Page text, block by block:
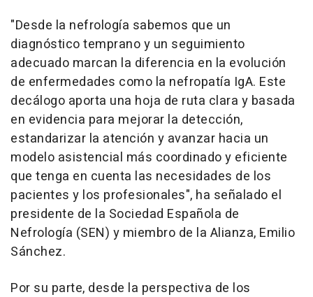
"Desde la nefrología sabemos que un
diagnóstico temprano y un seguimiento
adecuado marcan la diferencia en la evolución
de enfermedades como la nefropatía IgA. Este
decálogo aporta una hoja de ruta clara y basada
en evidencia para mejorar la detección,
estandarizar la atención y avanzar hacia un
modelo asistencial más coordinado y eficiente
que tenga en cuenta las necesidades de los
pacientes y los profesionales", ha señalado el
presidente de la Sociedad Española de
Nefrología (SEN) y miembro de la Alianza, Emilio
Sánchez.
Por su parte, desde la perspectiva de los